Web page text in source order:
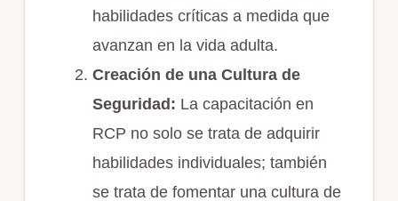
habilidades críticas a medida que
avanzan en la vida adulta.
Creación de una Cultura de
Seguridad: La capacitación en
RCP no solo se trata de adquirir
habilidades individuales; también
se trata de fomentar una cultura de